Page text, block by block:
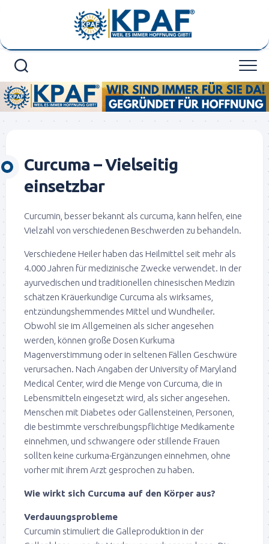
Curcuma – Vielseitig
einsetzbar
Curcumin, besser bekannt als curcuma, kann helfen, eine
Vielzahl von verschiedenen Beschwerden zu behandeln.
Verschiedene Heiler haben das Heilmittel seit mehr als
4.000 Jahren für medizinische Zwecke verwendet. In der
ayurvedischen und traditionellen chinesischen Medizin
schätzen Kräuerkundige Curcuma als wirksames,
entzündungshemmendes Mittel und Wundheiler.
Obwohl sie im Allgemeinen als sicher angesehen
werden, können große Dosen Kurkuma
Magenverstimmung oder in seltenen Fällen Geschwüre
verursachen. Nach Angaben der University of Maryland
Medical Center, wird die Menge von Curcuma, die in
Lebensmitteln eingesetzt wird, als sicher angesehen.
Menschen mit Diabetes oder Gallensteinen, Personen,
die bestimmte verschreibungspflichtige Medikamente
einnehmen, und schwangere oder stillende Frauen
sollten keine curkuma-Ergänzungen einnehmen, ohne
vorher mit ihrem Arzt gesprochen zu haben.
Wie wirkt sich Curcuma auf den Körper aus?
Verdauungsprobleme
Curcumin stimuliert die Galleproduktion in der